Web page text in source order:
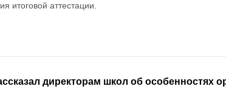
итоговой аттестации.
директорам школ об особенностях